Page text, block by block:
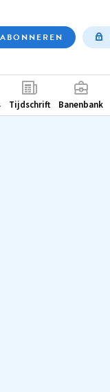
ABONNEREN
Tijdschrift Banenbank